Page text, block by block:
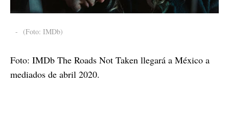
- (Foto: IMDb)
Foto: IMDb The Roads Not Taken llegará a México a
mediados de abril 2020.